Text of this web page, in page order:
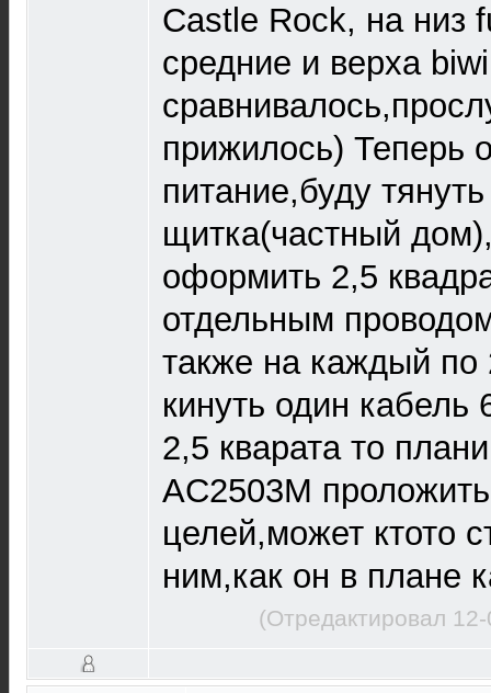
Castle Rock, на низ
средние и верха
прижилось) Теперь
питание,буду
щитка(частный
оформить 2,5
отдельным
также на каждый по
кинуть один кабель
2,5 кварата то
AC2503M
целей,может ктото
ним,как он в плане
(Отредактировал